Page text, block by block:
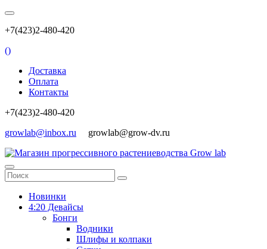
+7(423)2-480-420
()
Доставка
Оплата
Контакты
+7(423)2-480-420
growlab@inbox.ru growlab@grow-dv.ru
Новинки
4:20 Девайсы
Бонги
Водники
Шлифы и колпаки